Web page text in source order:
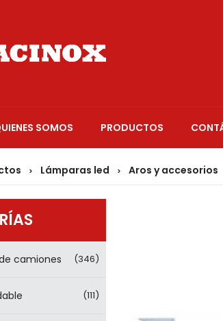
SOMOS PRODUCTOS
> Lámparas led > Aros y accesorios
camiones (346)
(111)